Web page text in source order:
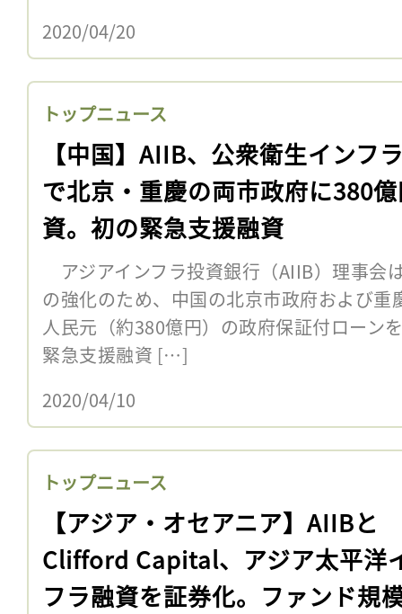
2020/04/20
トップニュース
【中国】AIIB、公衆衛生インフ
で北京・重慶の両市政府に380
資。初の緊急支援融資
アジアインフラ投資銀行（AIIB）理事会
の強化のため、中国の北京市政府および
人民元（約380億円）の政府保証付ローン
緊急支援融資 […]
2020/04/10
トップニュース
【アジア・オセアニア】AIIBと
Clifford Capital、アジア太平洋
フラ融資を証券化。ファンド規